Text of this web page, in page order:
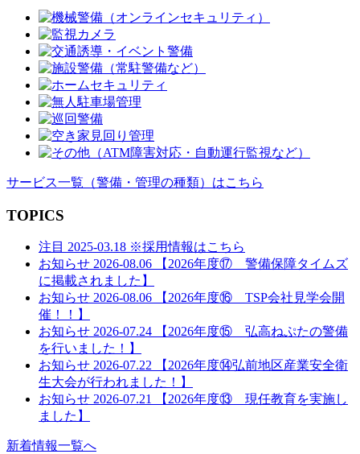
サービス一覧 （警備・管理の種類） はこちら
TOPICS
注目 2025-03.18 ※採用情報はこちら
お知らせ 2026-08.06
【2026年度⑰ 警備保障タイムズ
に掲載されました】
お知らせ 2026-08.06
【2026年度⑯ TSP会社見学会開
催！！】
お知らせ 2026-07.24
【2026年度⑮ 弘高ねぷたの警備
を行いました！】
お知らせ 2026-07.22
【2026年度⑭弘前地区産業安全衛
生大会が行われました！】
お知らせ 2026-07.21
【2026年度⑬ 現任教育を実施し
ました】
新着情報一覧へ